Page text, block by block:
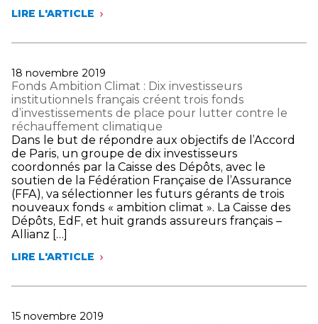
LEURS
DE
DU
CHARBON
LIRE L'ARTICLE
INONDATIONS
LE
EST
:
LES
ASSUREURS
DÉPLOIENT
DES
MESURES
D’URGENCE
POUR
ACCOMPAGNER
LES
SINISTRÉS
Publié
le
18 novembre 2019
Fonds Ambition Climat : Dix investisseurs
institutionnels français créent trois fonds
d’investissements de place pour lutter contre le
réchauffement climatique
Dans le but de répondre aux objectifs de l’Accord
de Paris, un groupe de dix investisseurs
coordonnés par la Caisse des Dépôts, avec le
soutien de la Fédération Française de l’Assurance
(FFA), va sélectionner les futurs gérants de trois
nouveaux fonds « ambition climat ». La Caisse des
Dépôts, EdF, et huit grands assureurs français –
Allianz […]
LIRE L'ARTICLE
FONDS
CLIMAT
DIX
Publié
15 novembre 2019